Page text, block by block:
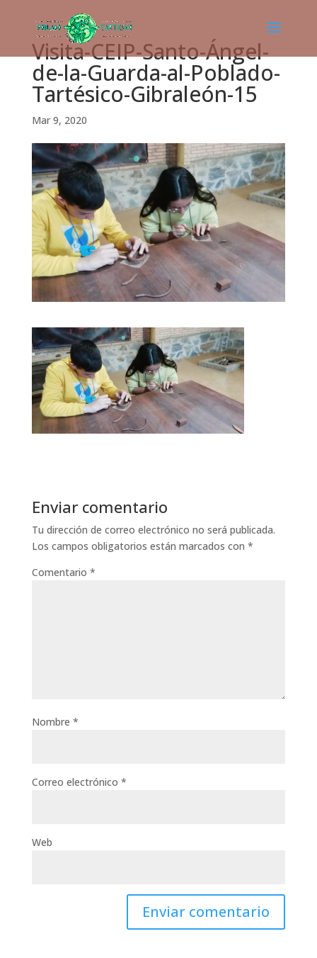
Visita-CEIP-Santo-Ángel-
de-la-Guarda-al-Poblado-
Tartésico-Gibraleón-15
Mar 9, 2020
Enviar comentario
Tu dirección de correo electrónico no será publicada.
Los campos obligatorios están marcados con *
Comentario *
Nombre *
Correo electrónico *
Web